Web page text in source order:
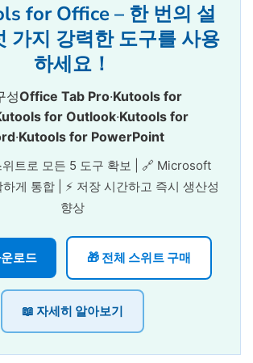
for Office – 한 번의 설
가지 강력한 도구를 사용
하세요！
성Office Tab Pro·Kutools for
for Outlook·Kutools for
·Kutools for PowerPoint
트로 모든 5 도구 확보 | 🔗 Microsoft
게 통합 | ⚡ 저장 시간하고 즉시 생산성
향상
로드 🎁 전체 스위트 구매
📖 자세히 알아보기